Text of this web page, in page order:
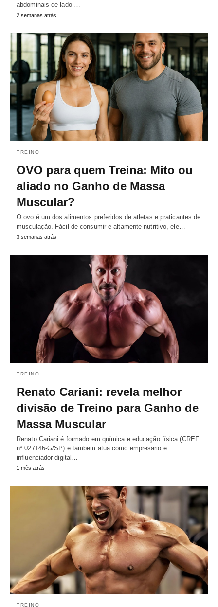
abdominais de lado,…
2 semanas atrás
TREINO
OVO para quem Treina: Mito ou
aliado no Ganho de Massa
Muscular?
O ovo é um dos alimentos preferidos de atletas e praticantes de
musculação. Fácil de consumir e altamente nutritivo, ele…
3 semanas atrás
TREINO
Renato Cariani: revela melhor
divisão de Treino para Ganho de
Massa Muscular
Renato Cariani é formado em química e educação física (CREF
nº 027146-G/SP) e também atua como empresário e
influenciador digital…
1 mês atrás
TREINO